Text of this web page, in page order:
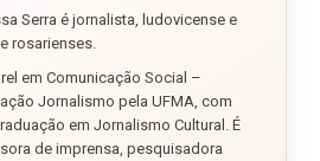
Serra é jornalista, ludovicense e
rosarienses.
em Comunicação Social –
Jornalismo pela UFMA, com
em Jornalismo Cultural. É
de imprensa, pesquisadora